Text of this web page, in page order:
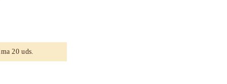
20 uds.